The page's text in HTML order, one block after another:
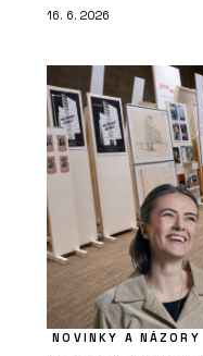
16. 6. 2026
NOVINKY A NÁZORY